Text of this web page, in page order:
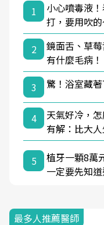
1
小心噴毒液
打，要用吹
2
鏡面舌、草
有什麼毛病！
3
驚！浴室藏
4
天氣好冷，
有解：比大人
5
植牙一顆8萬
一定要先知
最多人推薦醫師